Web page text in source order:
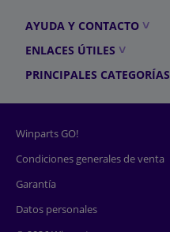
AYUDA Y CONTACTO
ENLACES ÚTILES
PRINCIPALES CATEGORÍAS
Winparts GO!
Condiciones generales de venta
Garantía
Datos personales